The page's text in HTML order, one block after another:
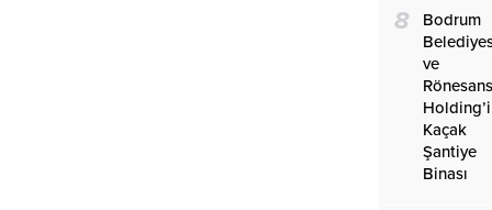
8
Bodrum
ve
Kaçak
Şantiye
Binası